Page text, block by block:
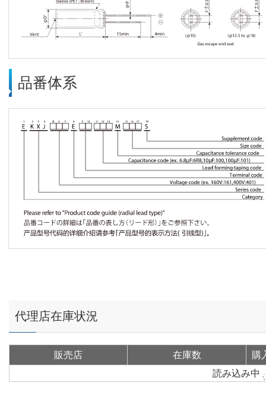
品番体系
代理店在庫状況
販売店 在庫数
購
読み込み中